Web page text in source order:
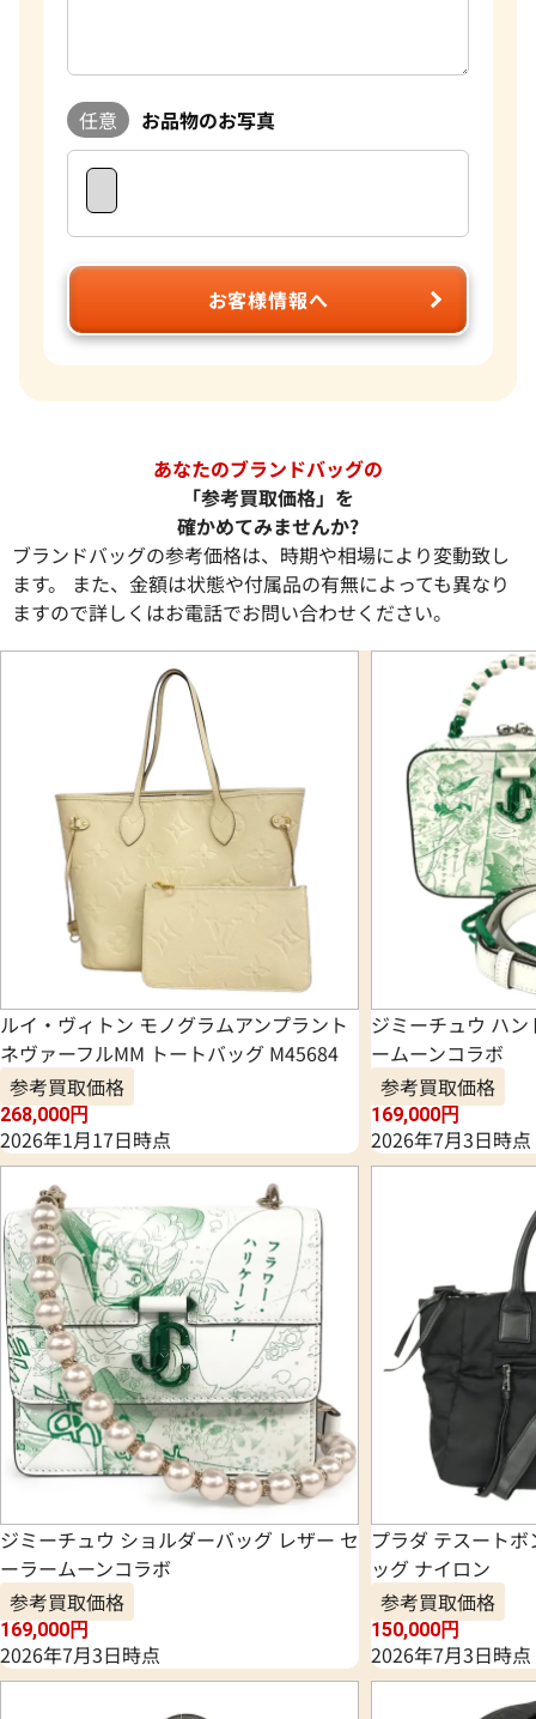
任意 お品物のお写真
お客様情報へ
あなたのブランドバッグの
「参考買取価格」を
確かめてみませんか?
ブランドバッグの参考価格は、時期や相場により変動致し
ます。 また、金額は状態や付属品の有無によっても異なり
ますので詳しくはお電話でお問い合わせください。
ルイ・ヴィトン モノグラムアンプラント
ネヴァーフルMM トートバッグ M45684
参考買取価格
268,000円
2026年1月17日時点
ジミーチュウ ハ
ームーンコラボ
参考買取価格
169,000円
2026年7月3日時点
ジミーチュウ ショルダーバッグ レザー セ
ーラームーンコラボ
参考買取価格
169,000円
2026年7月3日時点
プラダ テスート
ッグ ナイロン
参考買取価格
150,000円
2026年7月3日時点